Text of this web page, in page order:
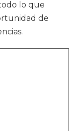
lo que
de